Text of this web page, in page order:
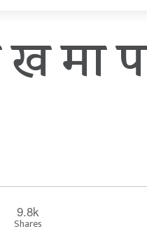
मा
9.8k
Shares